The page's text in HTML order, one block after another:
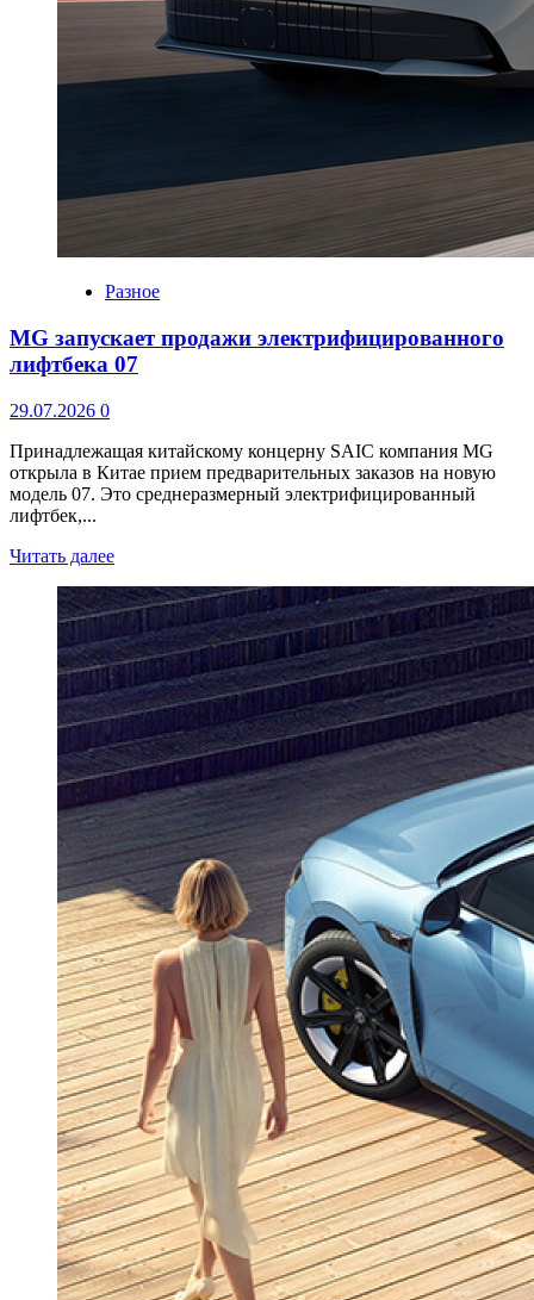
Разное
MG запускает продажи электрифицированного
лифтбека 07
29.07.2026 0
Принадлежащая китайскому концерну SAIC компания MG
открыла в Китае прием предварительных заказов на новую
модель 07. Это среднеразмерный электрифицированный
лифтбек,...
Читать далее